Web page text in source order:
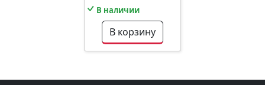
В наличии
В корзину